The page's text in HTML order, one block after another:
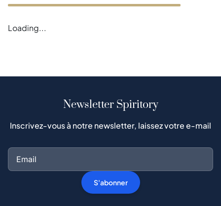
Loading...
Newsletter Spiritory
Inscrivez-vous à notre newsletter, laissez votre e-mail
S'abonner